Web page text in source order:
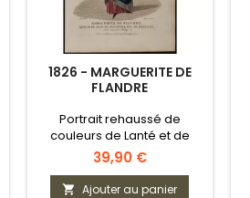
1826 - MARGUERITE DE
FLANDRE
Portrait rehaussé de
couleurs de Lanté et de
Gatine
Prix
39,90 €
 Ajouter au panier